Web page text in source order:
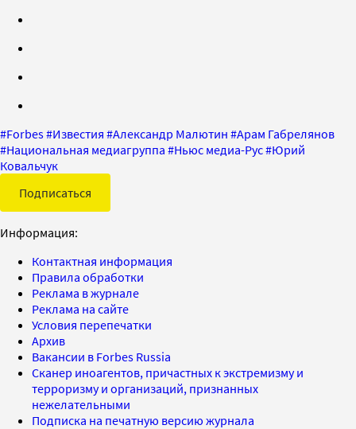
#Forbes#Известия #Александр Малютин #Арам Габрелянов
#Национальная медиагруппа #Ньюс медиа-Рус#Юрий
Ковальчук
Подписаться
Информация:
Контактная информация
Правила обработки
Реклама в журнале
Реклама на сайте
Условия перепечатки
Архив
Вакансии в Forbes Russia
Сканер иноагентов, причастных к экстремизму и
терроризму и организаций, признанных
нежелательными
Подписка на печатную версию журнала